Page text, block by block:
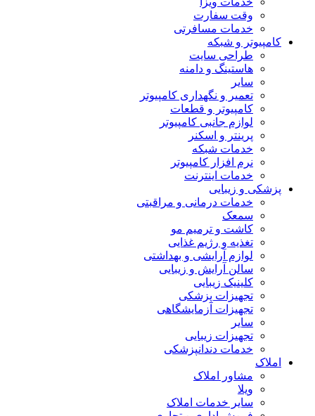
وقت سفارت
خدمات مسافرتی
کامپیوتر و شبکه
طراحی سایت
هاستینگ و دامنه
سایر
تعمیر و نگهداری کامپیوتر
کامپیوتر و قطعات
لوازم جانبی کامپیوتر
پرینتر و اسکنر
خدمات شبکه
نرم افزار کامپیوتر
خدمات اینترنت
پزشکی و زیبایی
خدمات درمانی و مراقبتی
سمعک
کاشت و ترمیم مو
تغذیه و رژیم غذایی
لوازم آرایشی و بهداشتی
سالن آرایش و زیبایی
کلینیک زیبایی
تجهیزات پزشکی
تجهیزات آزمایشگاهی
سایر
تجهیزات زیبایی
خدمات دندانپزشکی
املاک
مشاور املاک
ویلا
سایر خدمات املاک